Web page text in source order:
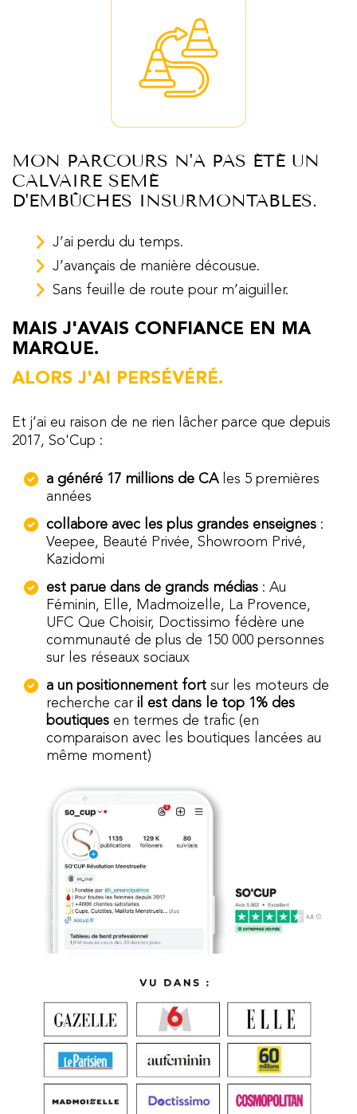
MON PARCOURS N'A PAS ÉTÉ UN
CALVAIRE SEMÉ
D'EMBÛCHES INSURMONTABLES.
J’ai perdu du temps.
J’avançais de manière décousue.
Sans feuille de route pour m’aiguiller.
MAIS J'AVAIS CONFIANCE EN MA
MARQUE.
ALORS J'AI PERSÉVÉRÉ.
Et j’ai eu raison de ne rien lâcher parce que depuis
2017, So'Cup :
a généré 17 millions de CAles 5 premières
années
collabore avec les plus grandes enseignes :
Veepee, Beauté Privée, Showroom Privé,
Kazidomi
est parue dans de grands médias : Au
Féminin, Elle, Madmoizelle, La Provence,
UFC Que Choisir, Doctissimo fédère une
communauté de plus de 150 000 personnes
sur les réseaux sociaux
a un positionnement fort sur les moteurs de
recherche car il est dans le top 1% des
boutiques en termes de trafic (en
comparaison avec les boutiques lancées au
même moment)